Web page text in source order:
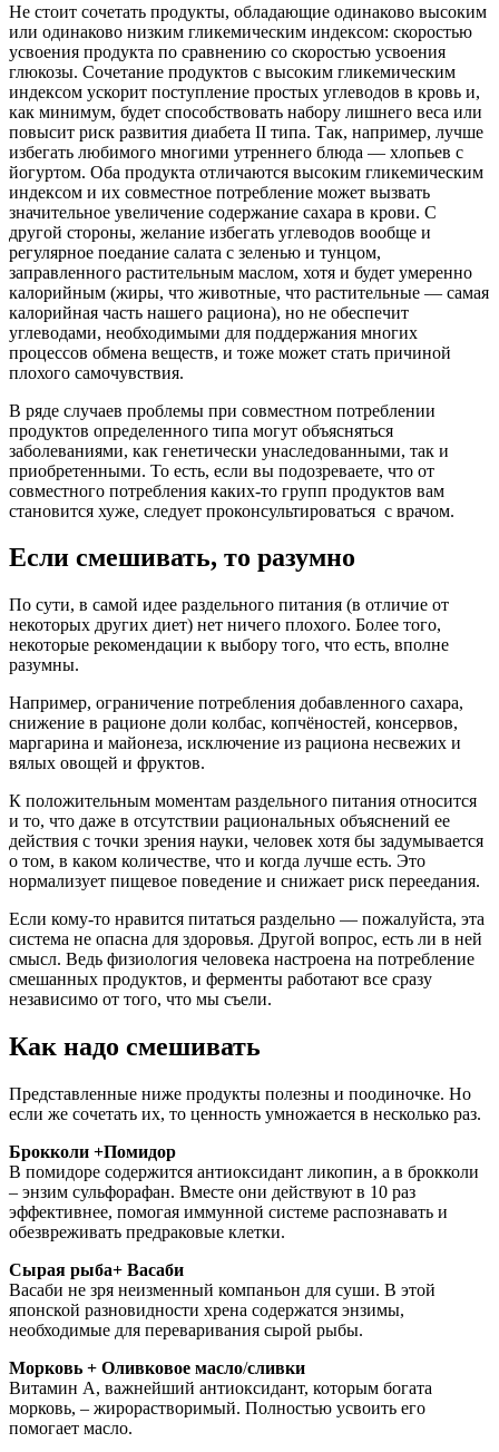
Не стоит сочетать продукты, обладающие одинаково высоким
или одинаково низким гликемическим индексом: скоростью
усвоения продукта по сравнению со скоростью усвоения
глюкозы. Сочетание продуктов с высоким гликемическим
индексом ускорит поступление простых углеводов в кровь и,
как минимум, будет способствовать набору лишнего веса или
повысит риск развития диабета II типа. Так, например, лучше
избегать любимого многими утреннего блюда — хлопьев с
йогуртом. Оба продукта отличаются высоким гликемическим
индексом и их совместное потребление может вызвать
значительное увеличение содержание сахара в крови. С
другой стороны, желание избегать углеводов вообще и
регулярное поедание салата с зеленью и тунцом,
заправленного растительным маслом, хотя и будет умеренно
калорийным (жиры, что животные, что растительные — самая
калорийная часть нашего рациона), но не обеспечит
углеводами, необходимыми для поддержания многих
процессов обмена веществ, и тоже может стать причиной
плохого самочувствия.
В ряде случаев проблемы при совместном потреблении
продуктов определенного типа могут объясняться
заболеваниями, как генетически унаследованными, так и
приобретенными. То есть, если вы подозреваете, что от
совместного потребления каких-то групп продуктов вам
становится хуже, следует проконсультироваться с врачом.
Если смешивать, то разумно
По сути, в самой идее раздельного питания (в отличие от
некоторых других диет) нет ничего плохого. Более того,
некоторые рекомендации к выбору того, что есть, вполне
разумны.
Например, ограничение потребления добавленного сахара,
снижение в рационе доли колбас, копчёностей, консервов,
маргарина и майонеза, исключение из рациона несвежих и
вялых овощей и фруктов.
К положительным моментам раздельного питания относится
и то, что даже в отсутствии рациональных объяснений ее
действия с точки зрения науки, человек хотя бы задумывается
о том, в каком количестве, что и когда лучше есть. Это
нормализует пищевое поведение и снижает риск переедания.
Если кому-то нравится питаться раздельно — пожалуйста, эта
система не опасна для здоровья. Другой вопрос, есть ли в ней
смысл. Ведь физиология человека настроена на потребление
смешанных продуктов, и ферменты работают все сразу
независимо от того, что мы съели.
Как надо смешивать
Представленные ниже продукты полезны и поодиночке. Но
если же сочетать их, то ценность умножается в несколько раз.
Брокколи +Помидор
В помидоре содержится антиоксидант ликопин, а в брокколи
– энзим сульфорафан. Вместе они действуют в 10 раз
эффективнее, помогая иммунной системе распознавать и
обезвреживать предраковые клетки.
Сырая рыба+ Васаби
Васаби не зря неизменный компаньон для суши. В этой
японской разновидности хрена содержатся энзимы,
необходимые для переваривания сырой рыбы.
Морковь + Оливковое масло/сливки
Витамин А, важнейший антиоксидант, которым богата
морковь, – жирорастворимый. Полностью усвоить его
помогает масло.